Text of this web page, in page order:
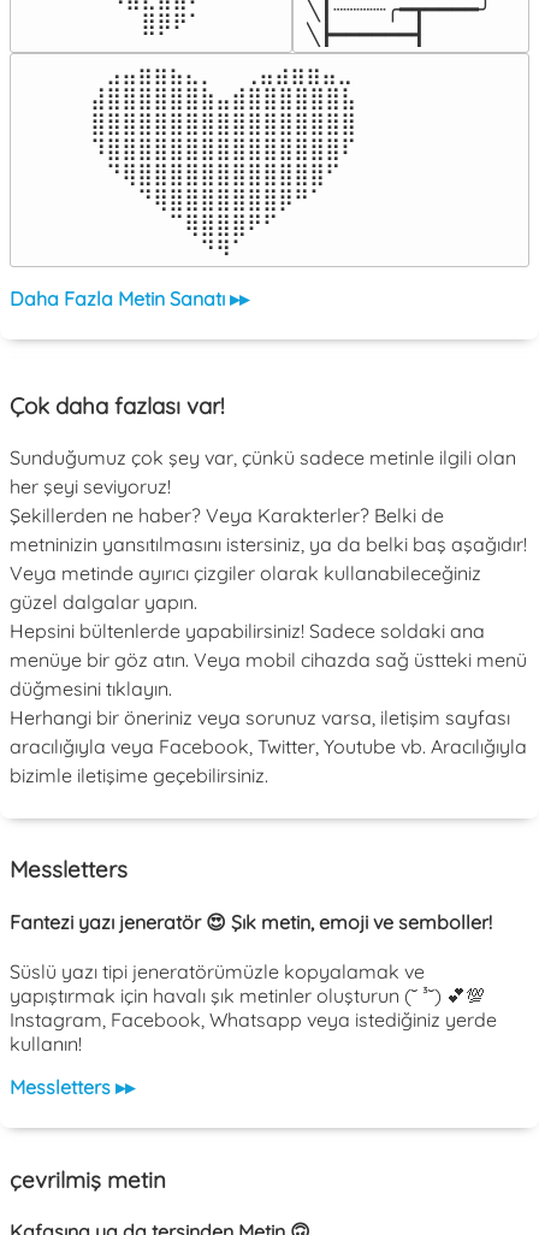
⠀⠀⠀⠀⠀⠀⠀⠀⣿⡿⠟⠁⠀⠀⠀
╲┃┈┈┈┈╭━┳━━━━╯
╲┣━━━━━━┫﻿
⠀⣠⣤⣶⣶⣦⣄⡀  ⠀⢀⣤⣴⣶⣶⣤⣀⠀
⣼⣿⣿⣿⣿⣿⣿⣷⣤⣾⣿⣿⣿⣿⣿⣿⣧
⣿⣿⣿⣿⣿⣿⣿⣿⣿⣿⣿⣿⣿⣿⣿⣿⣿
⠹⣿⣿⣿⣿⣿⣿⣿⣿⣿⣿⣿⣿⣿⣿⣿⠏
⠀⠙⢿⣿⣿⣿⣿⣿⣿⣿⣿⣿⣿⣿⣿⠋⠀
⠀⠀⠀⠙⢿⣿⣿⣿⣿⣿⣿⣿⡿⠛⠁⠀⠀
⠀⠀⠀⠀⠀⠉⢿⣿⣿⣿⠟⠋⠀⠀⠀⠀⠀
⠀⠀⠀⠀⠀⠀⠀⠙⠻⠁⠀⠀⠀⠀⠀⠀⠀⠀⠀⠀⠀⠀⠀
Daha Fazla Metin Sanatı ▸▸
Çok daha fazlası var!
Sunduğumuz çok şey var, çünkü sadece metinle ilgili olan
her şeyi seviyoruz!
Şekillerden ne haber? Veya Karakterler? Belki de
metninizin yansıtılmasını istersiniz, ya da belki baş aşağıdır!
Veya metinde ayırıcı çizgiler olarak kullanabileceğiniz
güzel dalgalar yapın.
Hepsini bültenlerde yapabilirsiniz! Sadece soldaki ana
menüye bir göz atın. Veya mobil cihazda sağ üstteki menü
düğmesini tıklayın.
Herhangi bir öneriniz veya sorunuz varsa, iletişim sayfası
aracılığıyla veya Facebook, Twitter, Youtube vb. Aracılığıyla
bizimle iletişime geçebilirsiniz.
Messletters
Fantezi yazı jeneratör 😍 Şık metin, emoji ve semboller!
Süslü yazı tipi jeneratörümüzle kopyalamak ve
yapıştırmak için havalı şık metinler oluşturun (˘ ³˘) 💕💯
Instagram, Facebook, Whatsapp veya istediğiniz yerde
kullanın!
Messletters ▸▸
çevrilmiş metin